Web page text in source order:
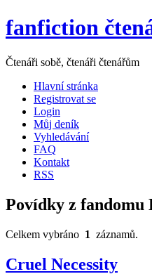
fanfiction
Čtenáři sobě, čtenáři čtenářům
Hlavní stránka
Registrovat se
Login
Můj deník
Vyhledávání
FAQ
Kontakt
RSS
Povídky z fandomu
Celkem vybráno 1 záznamů.
Cruel Necessity